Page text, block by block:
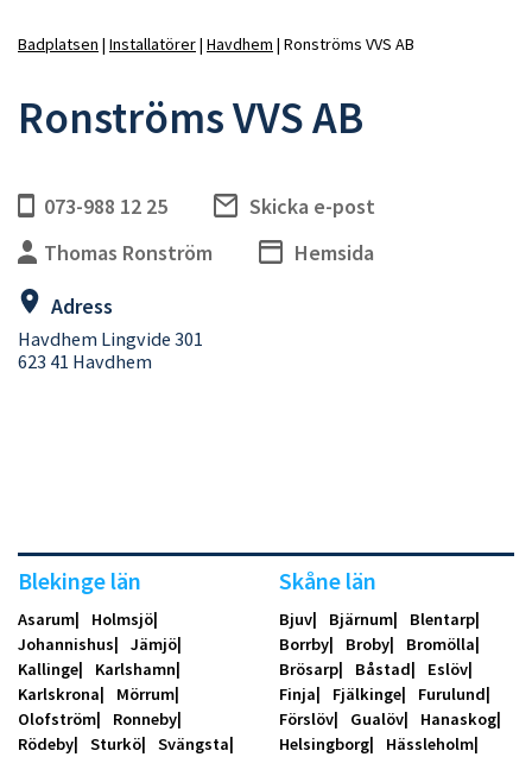
Badplatsen Installatörer Havdhem Ronströms VVS AB
Ronströms VVS AB
073-988 12 25
Skicka e-post
Thomas Ronström
Hemsida
Adress
Havdhem Lingvide 301
623 41 Havdhem
Blekinge län
Asarum
Holmsjö
Johannishus
Jämjö
Kallinge
Karlshamn
Karlskrona
Mörrum
Olofström
Ronneby
Rödeby
Sturkö
Svängsta
Skåne län
Bjuv Bjärnum
Blentarp
Borrby
Broby
Bromölla
Brösarp
Båstad
Eslöv
Finja
Fjälkinge
Furulund
Förslöv
Gualöv
Hanaskog
Helsingborg
Hässleholm